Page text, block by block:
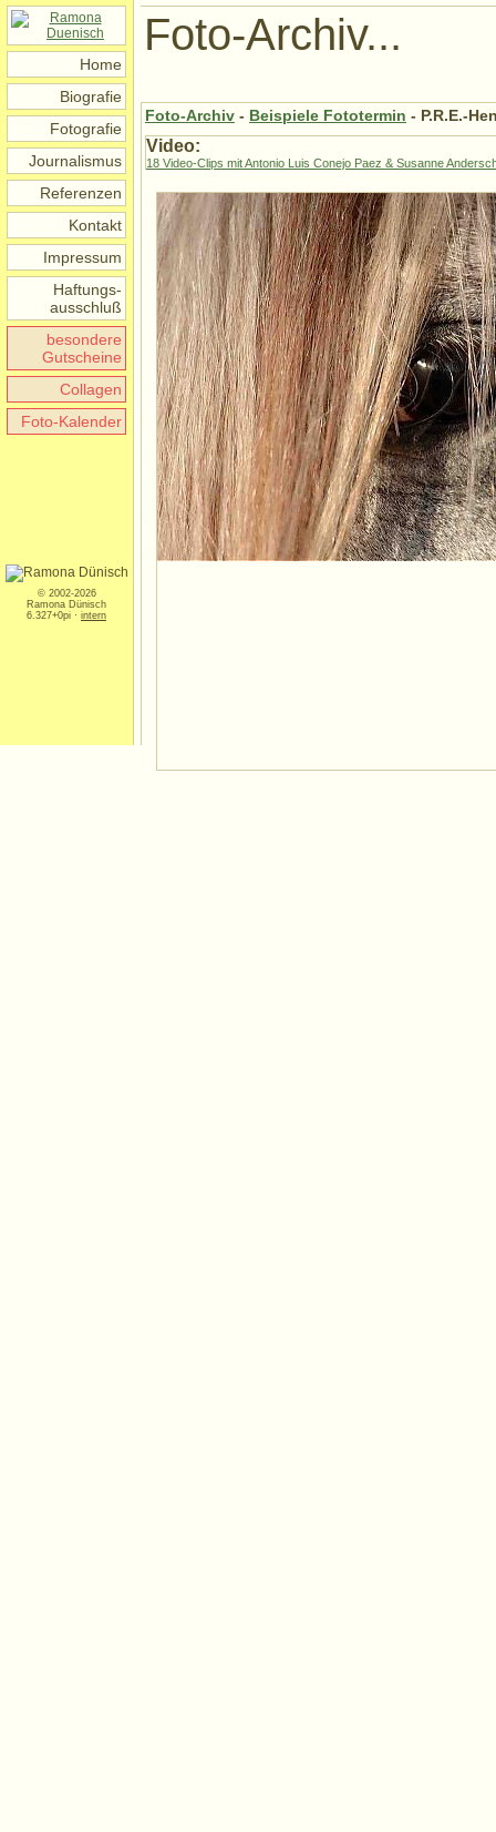
Home
Biografie
Fotografie
Journalismus
Referenzen
Kontakt
Impressum
Haftungs-
ausschluß
besondere
Gutscheine
Collagen
Foto-Kalender
© 2002-2026
Ramona Dünisch
6.327+0pi · intern
Foto-Archiv...
Foto-Archiv - Beispiele Fototermin - P.R.E.-
Video:
18 Video-Clips mit Antonio Luis Conejo Paez & Susanne